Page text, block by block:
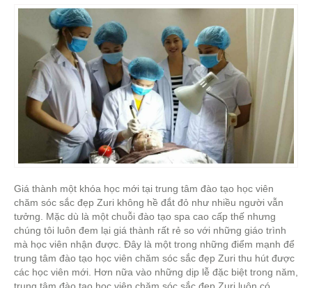
Giá thành một khóa học mới tại trung tâm đào tạo học viên
chăm sóc sắc đẹp Zuri không hề đắt đỏ như nhiều người vẫn
tưởng. Mặc dù là một chuỗi đào tạo spa cao cấp thế nhưng
chúng tôi luôn đem lại giá thành rất rẻ so với những giáo trình
mà học viên nhận được. Đây là một trong những điểm mạnh để
trung tâm đào tạo học viên chăm sóc sắc đẹp Zuri thu hút được
các học viên mới. Hơn nữa vào những dịp lễ đặc biệt trong năm,
trung tâm đào tạo học viên chăm sóc sắc đẹp Zuri luôn có